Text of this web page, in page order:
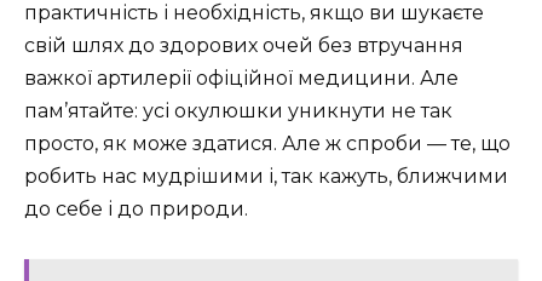
практичність і необхідність, якщо ви шукаєте
свій шлях до здорових очей без втручання
важкої артилерії офіційної медицини. Але
пам’ятайте: усі окулюшки уникнути не так
просто, як може здатися. Але ж спроби — те, що
робить нас мудрішими і, так кажуть, ближчими
до себе і до природи.